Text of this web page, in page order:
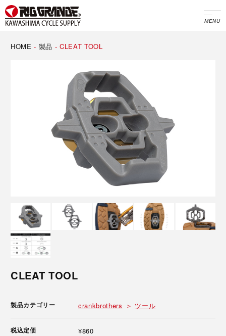
MENU
HOME - 製品 -CLEAT TOOL
CLEAT TOOL
製品カテゴリー crankbrothers ツール
税込定価 ¥860